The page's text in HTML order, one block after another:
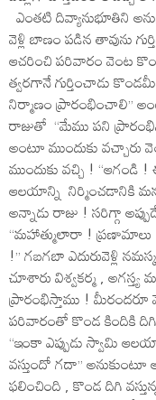
ఎంతటి దివ్యానుభూతిని
వెళ్లి బాణం పడిన తావును
ఆచరించి పరివారం వెంట
త్వరగానే గుర్తించాడు
నిర్మాణం ప్రారంభించాలి’’
రాజుతో ‘‘మేము పని
అంటూ ముందుకు వచ్చారు
ముందుకు వచ్చి !
ఆలయాన్ని నిర్మించడానికి మన
అన్నాడు రాజు ! సరిగ్గా
‘‘మహాత్ములారా !
!’’ గబగబా ఎదురువెళ్లి
చూశారు విశ్వకర్మ ,
ప్రారంభిస్తాము ! మీరందరూ
పరివారంతో కొండ కిందికి దిగి
‘‘ఇంకా ఎప్పుడు స్వామి
వస్తుందో గదా’’
ఫలించింది , కొండ దిగి